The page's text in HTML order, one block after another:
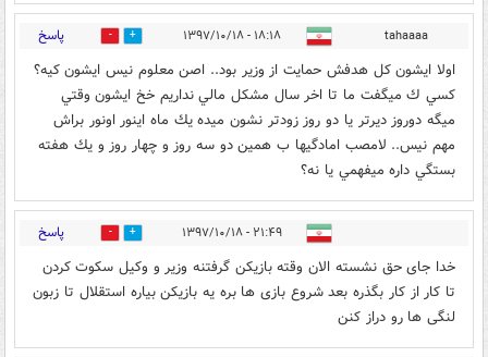
tahaaaa ۱۸:۱۸ - ۱۳۹۷/۱۰/۱۸ 0 پاسخ
اولا ايشون كل هدفش حمايت از وزير بود.. اصن معلوم نيس ايشون كيه؟
كسي ك ميگفت ما تا اخر سال مشكل مالي نداريم خخ ايشون وقتي
ميگه دوروز ديرتر يا دو روز زودتر نشون ميده يك ماه اينور اونور براش
مهم نيس.. لامصب امادگيها ب همين دو سه روز و چهار روز و يك هفته
بستگي داره ميفهمي يا نه؟
۲۱:۴۹ - ۱۳۹۷/۱۰/۱۸ 1 پاسخ
خدا جای حق نشسته الان وقته بازیکن گرفتنه وزیر و وکیل سکوت کردن
تا کار از کار بگذره بعد شروع بازی ها بره یه بازیکن بیاره استقلال تا زبون
لنگی ها رو دراز کنن